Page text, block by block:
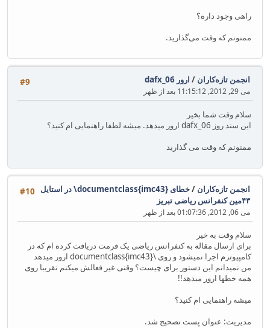
راهی وجود داره؟
ممنونم که وقت می‌گذارید.
#9 انجمن تازه‌کاران / ارور dafx_06
می 29, 2012, 11:15:12 بعد از ظهر
سلام وقت شما بخیر
این سند روز dafx_06 ارور میدهد. میشه لطفا راهنمایی ام کنید؟
ممنونم که وقت می گذارید
#10 انجمن تازه‌کاران /
خطای ‪\documentclass{imc43}‬ در استایل
۴۳مین کنفرانس ریاضی تبریز
می 06, 2012, 01:07:36 بعد از ظهر
سلام وقت به خیر
برای ارسال مقاله به کنفرانس ریاضی یک فرمت دریافت کرده ام که در
کامپیوترم اجرا نمیشود و روی \documentclass{imc43} ارور میدهد
من نمیدانم این دستور برای چیست؟ وقتی غیر فعالش میکنم تقریبا روی
همه خطها ارور میدهد!!
میشه راهنمایی ام کنید؟
مدیریت: عنوان پست تصحیح شد.